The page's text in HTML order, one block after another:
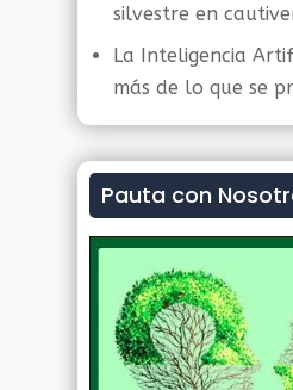
silvestre en
La Inteligencia
más de lo que se
Pauta con